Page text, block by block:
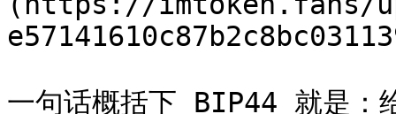
一句话概括下 BIP44 就是：